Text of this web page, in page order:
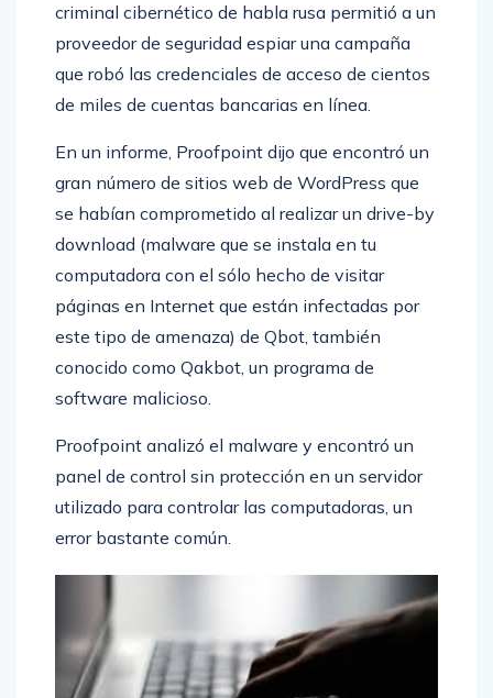
criminal cibernético de habla rusa permitió a un
proveedor de seguridad espiar una campaña
que robó las credenciales de acceso de cientos
de miles de cuentas bancarias en línea.
En un informe, Proofpoint dijo que encontró un
gran número de sitios web de WordPress que
se habían comprometido al realizar un drive-by
download (malware que se instala en tu
computadora con el sólo hecho de visitar
páginas en Internet que están infectadas por
este tipo de amenaza) de Qbot, también
conocido como Qakbot, un programa de
software malicioso.
Proofpoint analizó el malware y encontró un
panel de control sin protección en un servidor
utilizado para controlar las computadoras, un
error bastante común.